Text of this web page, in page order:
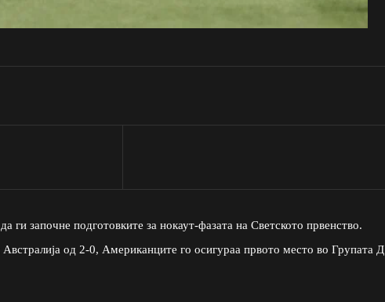
започне подготовките за нокаут-фазата на Светското првенство.
од 2-0, Американците го осигураа првото место во Групата Д